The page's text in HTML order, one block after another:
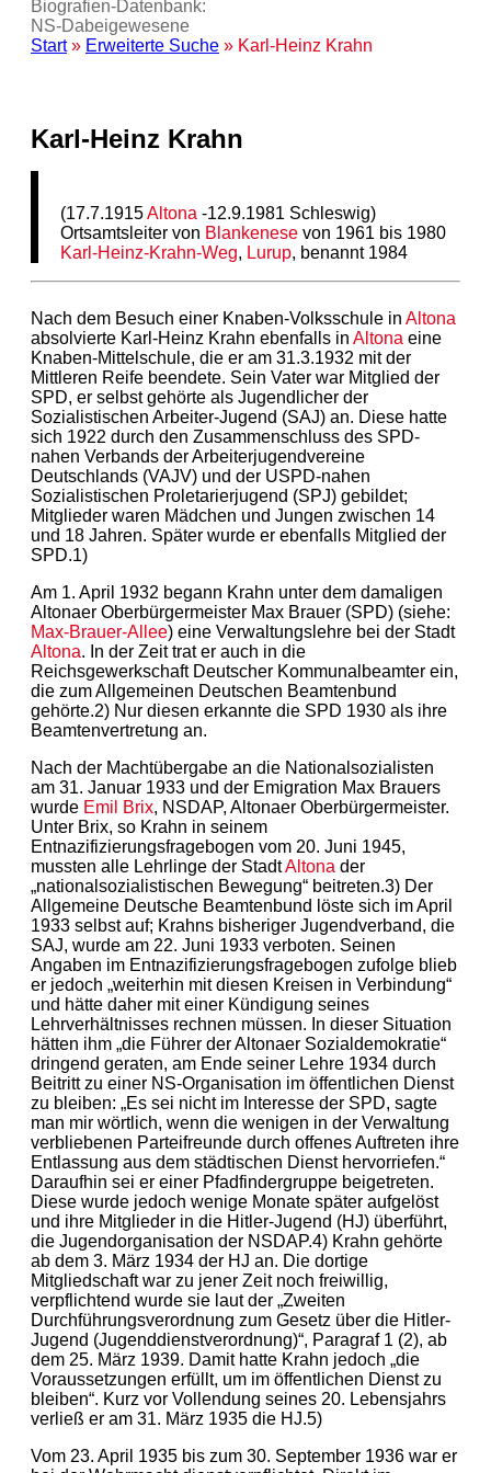
Biografien-Datenbank:
NS‑Dabeigewesene
Start» Erweiterte Suche » Karl-Heinz Krahn
Karl-Heinz Krahn
(17.7.1915Altona -12.9.1981 Schleswig)
Ortsamtsleiter von Blankenese von 1961 bis 1980
Karl-Heinz-Krahn-Weg, Lurup, benannt 1984
Nach dem Besuch einer Knaben-Volksschule in Altona
absolvierte Karl-Heinz Krahn ebenfalls in Altona eine
Knaben-Mittelschule, die er am 31.3.1932 mit der
Mittleren Reife beendete. Sein Vater war Mitglied der
SPD, er selbst gehörte als Jugendlicher der
Sozialistischen Arbeiter-Jugend (SAJ) an. Diese hatte
sich 1922 durch den Zusammenschluss des SPD-
nahen Verbands der Arbeiterjugendvereine
Deutschlands (VAJV) und der USPD-nahen
Sozialistischen Proletarierjugend (SPJ) gebildet;
Mitglieder waren Mädchen und Jungen zwischen 14
und 18 Jahren. Später wurde er ebenfalls Mitglied der
SPD.1)
Am 1. April 1932 begann Krahn unter dem damaligen
Altonaer Oberbürgermeister Max Brauer (SPD) (siehe:
Max-Brauer-Allee) eine Verwaltungslehre bei der Stadt
Altona. In der Zeit trat er auch in die
Reichsgewerkschaft Deutscher Kommunalbeamter ein,
die zum Allgemeinen Deutschen Beamtenbund
gehörte.2) Nur diesen erkannte die SPD 1930 als ihre
Beamtenvertretung an.
Nach der Machtübergabe an die Nationalsozialisten
am 31. Januar 1933 und der Emigration Max Brauers
wurde Emil Brix, NSDAP, Altonaer Oberbürgermeister.
Unter Brix, so Krahn in seinem
Entnazifizierungsfragebogen vom 20. Juni 1945,
mussten alle Lehrlinge der StadtAltona der
„nationalsozialistischen Bewegung“ beitreten.3) Der
Allgemeine Deutsche Beamtenbund löste sich im April
1933 selbst auf; Krahns bisheriger Jugendverband, die
SAJ, wurde am 22. Juni 1933 verboten. Seinen
Angaben im Entnazifizierungsfragebogen zufolge blieb
er jedoch „weiterhin mit diesen Kreisen in Verbindung“
und hätte daher mit einer Kündigung seines
Lehrverhältnisses rechnen müssen. In dieser Situation
hätten ihm „die Führer der Altonaer Sozialdemokratie“
dringend geraten, am Ende seiner Lehre 1934 durch
Beitritt zu einer NS-Organisation im öffentlichen Dienst
zu bleiben: „Es sei nicht im Interesse der SPD, sagte
man mir wörtlich, wenn die wenigen in der Verwaltung
verbliebenen Parteifreunde durch offenes Auftreten ihre
Entlassung aus dem städtischen Dienst hervorriefen.“
Daraufhin sei er einer Pfadfindergruppe beigetreten.
Diese wurde jedoch wenige Monate später aufgelöst
und ihre Mitglieder in die Hitler-Jugend (HJ) überführt,
die Jugendorganisation der NSDAP.4) Krahn gehörte
ab dem 3. März 1934 der HJ an. Die dortige
Mitgliedschaft war zu jener Zeit noch freiwillig,
verpflichtend wurde sie laut der „Zweiten
Durchführungsverordnung zum Gesetz über die Hitler-
Jugend (Jugenddienstverordnung)“, Paragraf 1 (2), ab
dem 25. März 1939. Damit hatte Krahn jedoch „die
Voraussetzungen erfüllt, um im öffentlichen Dienst zu
bleiben“. Kurz vor Vollendung seines 20. Lebensjahrs
verließ er am 31. März 1935 die HJ.5)
Vom 23. April 1935 bis zum 30. September 1936 war er